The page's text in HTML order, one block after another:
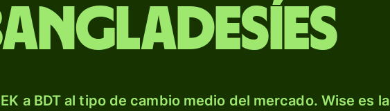
a BDT al tipo de cambio medio del mercado. Wise es la